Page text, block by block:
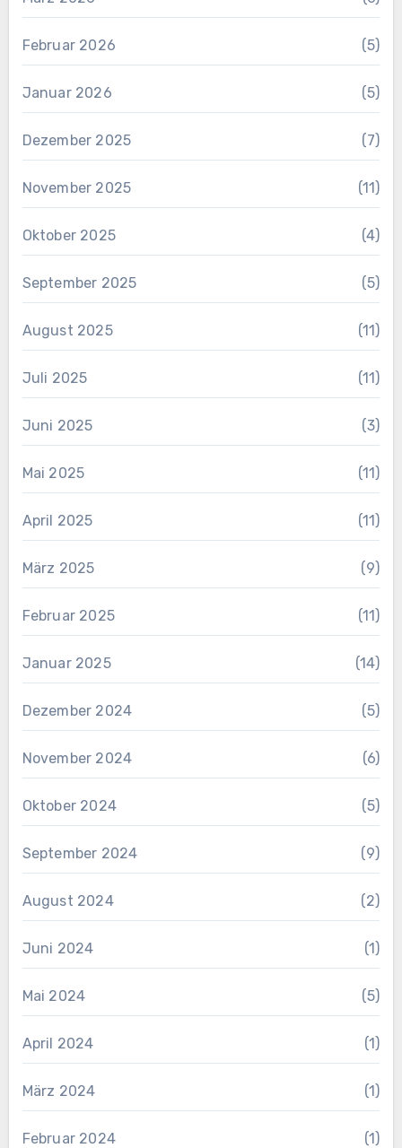
Februar 2026 (5)
Januar 2026 (5)
Dezember 2025 (7)
November 2025 (11)
Oktober 2025 (4)
September 2025 (5)
August 2025 (11)
Juli 2025 (11)
Juni 2025 (3)
Mai 2025 (11)
April 2025 (11)
März 2025 (9)
Februar 2025 (11)
Januar 2025 (14)
Dezember 2024 (5)
November 2024 (6)
Oktober 2024 (5)
September 2024 (9)
August 2024 (2)
Juni 2024 (1)
Mai 2024 (5)
April 2024 (1)
März 2024 (1)
Februar 2024 (1)